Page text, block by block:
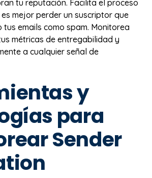
tu reputación. Facilita el proceso
mejor perder un suscriptor que
emails como spam. Monitorea
métricas de entregabilidad y
a cualquier señal de
y
para
Sender